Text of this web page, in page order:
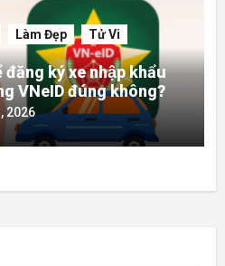
Làm Đẹp Tử Vi
ký xe nhập khẩu
VNeID đúng không?
2026